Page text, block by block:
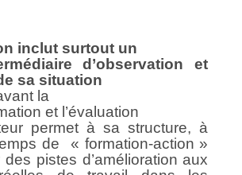
inclut surtout un
d’observation et
sa situation
la
et l’évaluation
permet à sa structure, à
de « formation-action »
pistes d’amélioration aux